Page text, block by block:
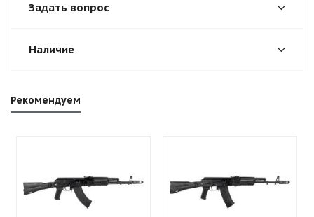
Задать вопрос
Наличие
Рекомендуем